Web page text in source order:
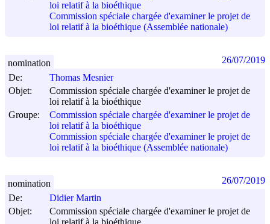
loi relatif à la bioéthique
Commission spéciale chargée d'examiner le projet de
loi relatif à la bioéthique (Assemblée nationale)
De:
Thomas Mesnier
Objet:
Commission spéciale chargée d'examiner le projet de
loi relatif à la bioéthique
Groupe:
Commission spéciale chargée d'examiner le projet de
loi relatif à la bioéthique
Commission spéciale chargée d'examiner le projet de
loi relatif à la bioéthique (Assemblée nationale)
nomination 26/07/2019
De:
Didier Martin
Objet:
Commission spéciale chargée d'examiner le projet de
nomination 26/07/2019